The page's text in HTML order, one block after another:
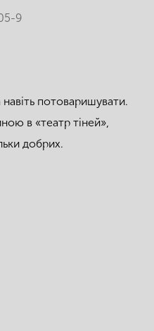
9
потоваришувати.
в «театр тіней»,
добрих.